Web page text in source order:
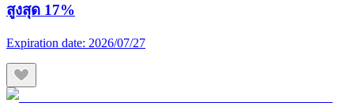
สูงสุด 17%
Expiration date: 2026/07/27